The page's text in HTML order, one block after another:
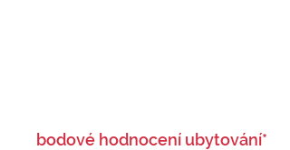
bodové hodnocení ubytování*